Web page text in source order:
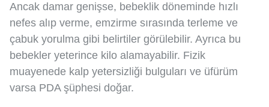
Ancak damar genişse, bebeklik döneminde hızlı
nefes alıp verme, emzirme sırasında terleme ve
çabuk yorulma gibi belirtiler görülebilir. Ayrıca bu
bebekler yeterince kilo alamayabilir. Fizik
muayenede kalp yetersizliği bulguları ve üfürüm
varsa PDA şüphesi doğar.